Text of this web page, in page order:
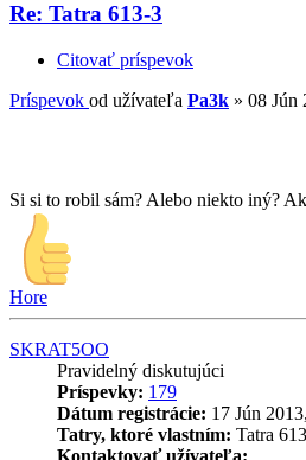
Re: Tatra 613-3
Citovať príspevok
Príspevok od užívateľa Pa3k » 08 Jún
Si si to robil sám? Alebo niekto iný?
Hore
SKRAT5OO
Pravidelný diskutujúci
Príspevky: 179
Dátum registrácie: 17 Jún
Tatry, ktoré vlastním: Tatra
Kontaktovať užívateľa: